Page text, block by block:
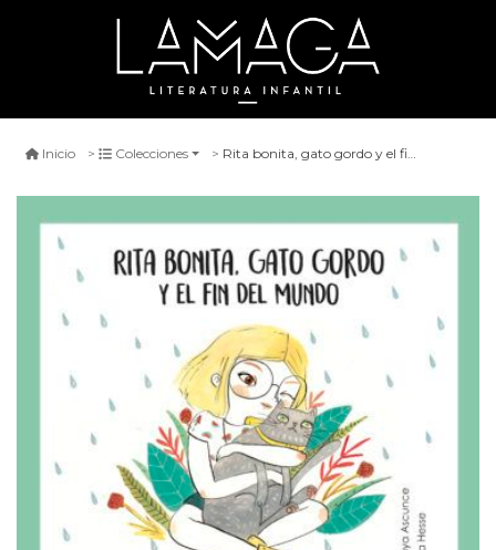
Inicio Colecciones Rita bonita, gato gordo y el fin del mundo